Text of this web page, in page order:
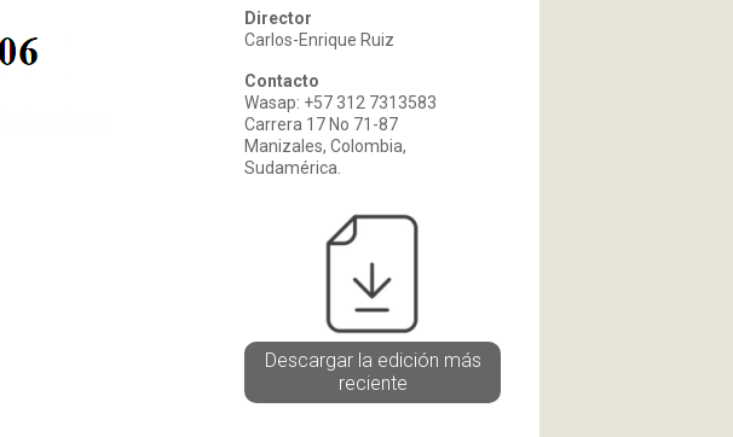
Director
Carlos-Enrique Ruiz
Contacto
Wasap: +57 312 7313583
Carrera 17 No 71-87
Manizales, Colombia,
Sudamérica.
Descargar la edición más
reciente